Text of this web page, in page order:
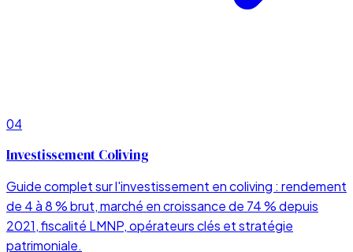
04
Investissement Coliving
Guide complet sur l'investissement en coliving : rendement
de 4 à 8 % brut, marché en croissance de 74 % depuis
2021, fiscalité LMNP, opérateurs clés et stratégie
patrimoniale.